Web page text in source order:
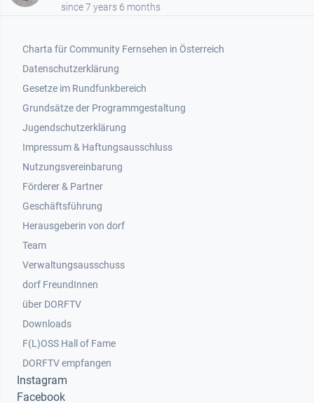
since 7 years 6 months
Footer 1
Charta für Community Fernsehen in Österreich
Datenschutzerklärung
Gesetze im Rundfunkbereich
Grundsätze der Programmgestaltung
Jugendschutzerklärung
Impressum & Haftungsausschluss
Nutzungsvereinbarung
Footer 2
Förderer & Partner
Geschäftsführung
Herausgeberin von dorf
Team
Verwaltungsausschuss
dorf FreundInnen
Footer 3
über DORFTV
Downloads
F(L)OSS Hall of Fame
Footer 4
DORFTV empfangen
Instagram
Facebook